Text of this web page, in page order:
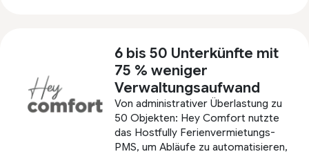
6 bis 50 Unterkünfte mit
75 % weniger
Verwaltungsaufwand
Von administrativer Überlastung zu
50 Objekten: Hey Comfort nutzte
das Hostfully Ferienvermietungs-
PMS, um Abläufe zu automatisieren,